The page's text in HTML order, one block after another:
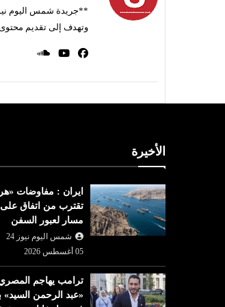
**جريدة شمس اليوم
وتهدف إلى تقديم
الأخيرة
ايران : مفاوضات
تقترب من اتفاق على
مسار لعبور السفن
شمس اليوم نيوز 24
05 أغسطس 2026
ترامب يهاجم
«عبد الرحمن السيد»
05 أغسطس
أخبار ليبيا
شمس اليوم نيوز 24